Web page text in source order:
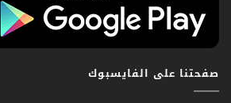
صفحتنا على الفايسبوك